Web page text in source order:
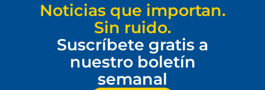
Noticias que importan.
Sin ruido.
Suscríbete gratis a
nuestro boletín
semanal